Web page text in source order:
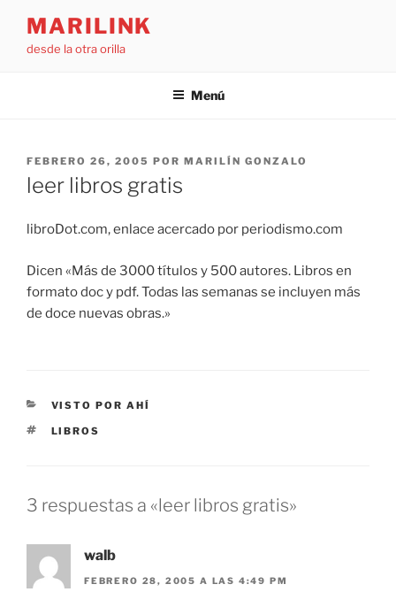
contenido
MARILINK
desde la otra orilla
Menú
PUBLICADO
EL
FEBRERO 26, 2005 POR MARILÍN GONZALO
leer libros gratis
libroDot.com, enlace acercado por periodismo.com
Dicen «Más de 3000 títulos y 500 autores. Libros en
formato doc y pdf. Todas las semanas se incluyen más
de doce nuevas obras.»
CATEGORÍAS
VISTO POR AHÍ
ETIQUETAS
LIBROS
3 respuestas a «leer libros gratis»
walb
FEBRERO 28, 2005 A LAS 4:49 PM